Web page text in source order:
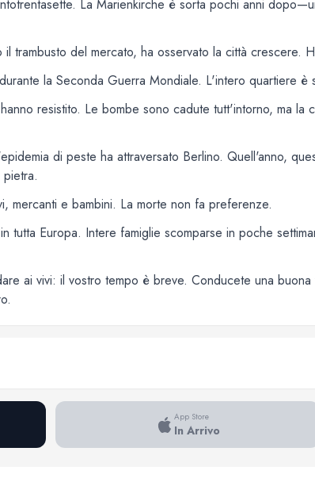
La Marienkirche è sorta pochi anni
trambusto del mercato, ha osservato la città crescere.
la Seconda Guerra Mondiale. L'intero quartiere
resistito. Le bombe sono cadute tutt'intorno, ma la
di peste ha attraversato Berlino. Quell'anno,
mercanti e bambini. La morte non fa preferenze.
tutta Europa. Intere famiglie scomparse in poche
ai vivi: il vostro tempo è breve. Conducete una
App Store
In Arrivo